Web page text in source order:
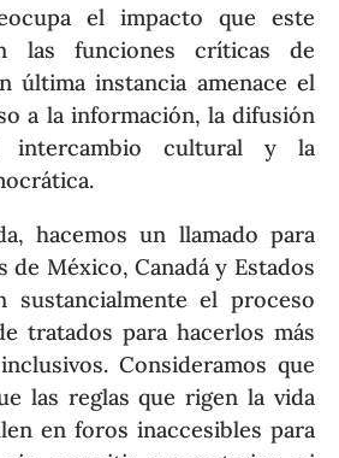
el impacto que este
las funciones críticas de
última instancia amenace el
a la información, la difusión
intercambio cultural y la
hacemos un llamado para
de México, Canadá y Estados
sustancialmente el proceso
tratados para hacerlos más
Consideramos que
las reglas que rigen la vida
en foros inaccesibles para